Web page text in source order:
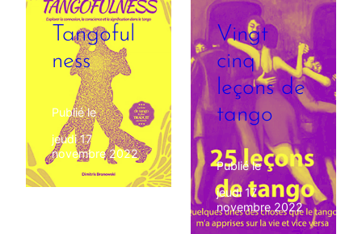
Tangoful
ness
Publié le
jeudi 17
novembre 2022
Vingt
cinq
leçons de
tango
Publié le
jeudi 17
novembre 2022